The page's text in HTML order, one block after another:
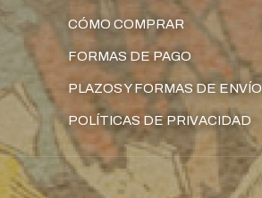
CÓMO COMPRAR
FORMAS DE PAGO
PLAZOS Y FORMAS DE ENVÍO
POLÍTICAS DE PRIVACIDAD